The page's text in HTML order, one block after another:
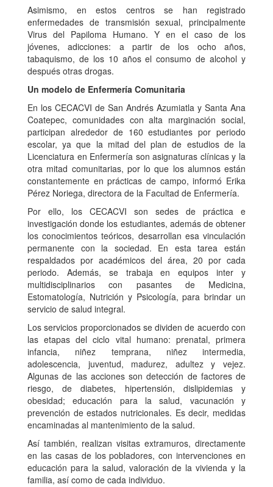
Asimismo, en estos centros se han registrado
enfermedades de transmisión sexual, principalmente
Virus del Papiloma Humano. Y en el caso de los
jóvenes, adicciones: a partir de los ocho años,
tabaquismo, de los 10 años el consumo de alcohol y
después otras drogas.
Un modelo de Enfermería Comunitaria
En los CECACVI de San Andrés Azumiatla y Santa Ana
Coatepec, comunidades con alta marginación social,
participan alrededor de 160 estudiantes por periodo
escolar, ya que la mitad del plan de estudios de la
Licenciatura en Enfermería son asignaturas clínicas y la
otra mitad comunitarias, por lo que los alumnos están
constantemente en prácticas de campo, informó Erika
Pérez Noriega, directora de la Facultad de Enfermería.
Por ello, los CECACVI son sedes de práctica e
investigación donde los estudiantes, además de obtener
los conocimientos teóricos, desarrollan esa vinculación
permanente con la sociedad. En esta tarea están
respaldados por académicos del área, 20 por cada
periodo. Además, se trabaja en equipos inter y
multidisciplinarios con pasantes de Medicina,
Estomatología, Nutrición y Psicología, para brindar un
servicio de salud integral.
Los servicios proporcionados se dividen de acuerdo con
las etapas del ciclo vital humano: prenatal, primera
infancia, niñez temprana, niñez intermedia,
adolescencia, juventud, madurez, adultez y vejez.
Algunas de las acciones son detección de factores de
riesgo, de diabetes, hipertensión, dislipidemias y
obesidad; educación para la salud, vacunación y
prevención de estados nutricionales. Es decir, medidas
encaminadas al mantenimiento de la salud.
Así también, realizan visitas extramuros, directamente
en las casas de los pobladores, con intervenciones en
educación para la salud, valoración de la vivienda y la
familia, así como de cada individuo.